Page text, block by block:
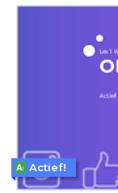
Actief!